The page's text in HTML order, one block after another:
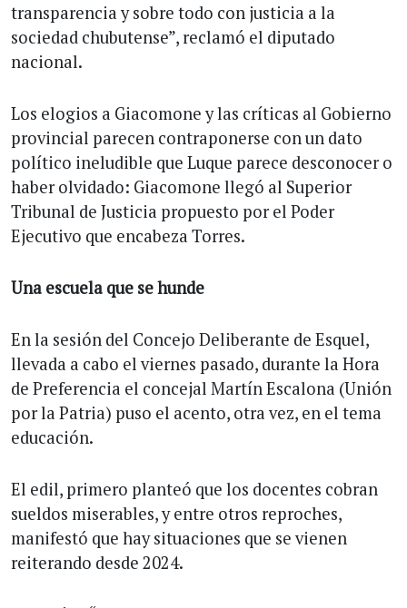
transparencia y sobre todo con justicia a la
sociedad chubutense”, reclamó el diputado
nacional.
Los elogios a Giacomone y las críticas al Gobierno
provincial parecen contraponerse con un dato
político ineludible que Luque parece desconocer o
haber olvidado: Giacomone llegó al Superior
Tribunal de Justicia propuesto por el Poder
Ejecutivo que encabeza Torres.
Una escuela que se hunde
En la sesión del Concejo Deliberante de Esquel,
llevada a cabo el viernes pasado, durante la Hora
de Preferencia el concejal Martín Escalona (Unión
por la Patria) puso el acento, otra vez, en el tema
educación.
El edil, primero planteó que los docentes cobran
sueldos miserables, y entre otros reproches,
manifestó que hay situaciones que se vienen
reiterando desde 2024.